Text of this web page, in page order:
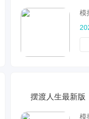
模
摆渡人生最新版
模